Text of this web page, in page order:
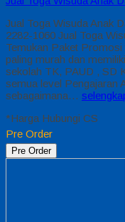
Jual Toga Wisuda Anak
2282-1060 Jual Toga
Temukan Paket
paling murah dan
sekolah TK, PAUD , SD
semua level Pengajaran
sebagaimana…
*Harga Hubungi CS
Pre Order
Pre Order